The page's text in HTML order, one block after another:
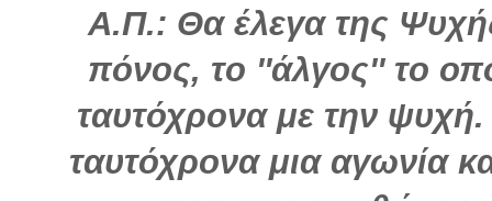
Α.Π.: Θα έλεγα της
πόνος, το ''άλγος'' το
ταυτόχρονα με την
ταυτόχρονα μια αγωνία